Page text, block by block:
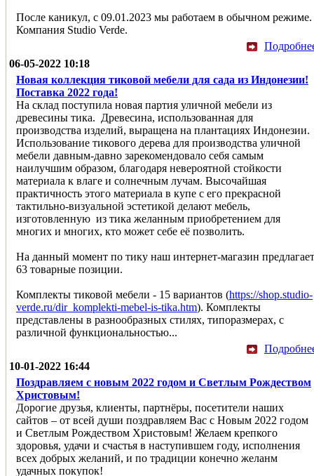
После каникул, с 09.01.2023 мы работаем в обычном режиме.
Компания Studio Verde.
06-05-2022 10:18
Новая коллекция тиковой мебели для сада из Индонезии!
Поставка 2022 года!
На склад поступила новая партия уличной мебели из
древесины тика. Древесина, использованная для
производства изделий, выращена на плантациях Индонезии.
Использование тикового дерева для производства уличной
мебели давным-давно зарекомендовало себя самым
наилучшим образом, благодаря невероятной стойкости
материала к влаге и солнечным лучам. Высочайшая
практичность этого материала в купе с его прекрасной
тактильно-визуальной эстетикой делают мебель,
изготовленную из тика желанным приобретением для
многих и многих, кто может себе её позволить.
На данный момент по тику наш интернет-магазин предлагает
63 товарные позиции.
Комплекты тиковой мебели - 15 вариантов (https://shop.studio-
verde.ru/dir_komplekti-mebel-is-tika.htm). Комплекты
представлены в разнообразных стилях, типоразмерах, с
различной функциональностью...
10-01-2022 16:44
Поздравляем с новым 2022 годом и Светлым Рождеством
Христовым!
Дорогие друзья, клиенты, партнёры, посетители наших
сайтов – от всей души поздравляем Вас с Новым 2022 годом
и Светлым Рождеством Христовым! Желаем крепкого
здоровья, удачи и счастья в наступившем году, исполнения
всех добрых желаний, и по традиции конечно желанм
удачных покупок!